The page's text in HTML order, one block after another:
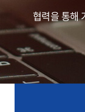
협력을 통해